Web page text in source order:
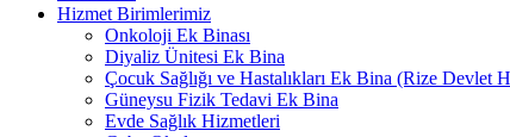
Hizmet Birimlerimiz
Onkoloji Ek Binası
Diyaliz Ünitesi Ek Bina
Çocuk Sağlığı ve Hastalıkları Ek Bina (Rize Devlet
Güneysu Fizik Tedavi Ek Bina
Evde Sağlık Hizmetleri